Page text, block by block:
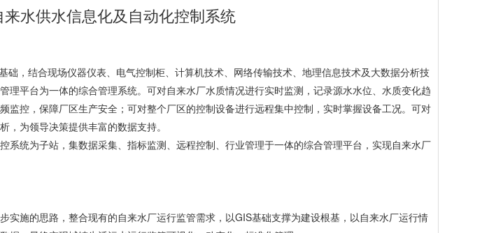
来水供水信息化及自动化控制系统
础，结合现场仪器仪表、电气控制柜、计算机技术、网络传输技术、地理信息技术及大数据分析技
理平台为一体的综合管理系统。可对自来水厂水质情况进行实时监测，记录源水水位、水质变化趋
监控，保障厂区生产安全；可对整个厂区的控制设备进行远程集中控制，实时掌握设备工况。可对
，为领导决策提供丰富的数据支持。
系统为子站，集数据采集、指标监测、远程控制、行业管理于一体的综合管理平台，实现自来水厂
实施的思路，整合现有的自来水厂运行监管需求，以GIS基础支撑为建设根基，以自来水厂运行情